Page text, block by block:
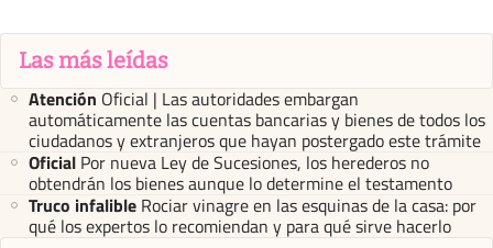
Las más leídas
Atención Oficial | Las autoridades embargan
automáticamente las cuentas bancarias y bienes de todos los
ciudadanos y extranjeros que hayan postergado este trámite
Oficial Por nueva Ley de Sucesiones, los herederos no
obtendrán los bienes aunque lo determine el testamento
Truco infalible Rociar vinagre en las esquinas de la casa: por
qué los expertos lo recomiendan y para qué sirve hacerlo